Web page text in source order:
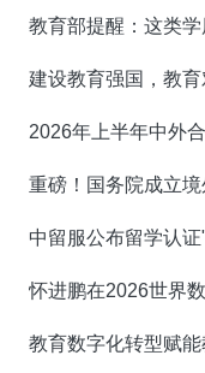
教育部提醒：这类学
建设教育强国，教
2026年上半年中外
中留服公布留学认
怀进鹏在2026世界
教育数字化转型赋